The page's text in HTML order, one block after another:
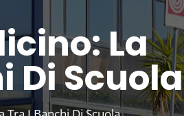
La
Di Scuola